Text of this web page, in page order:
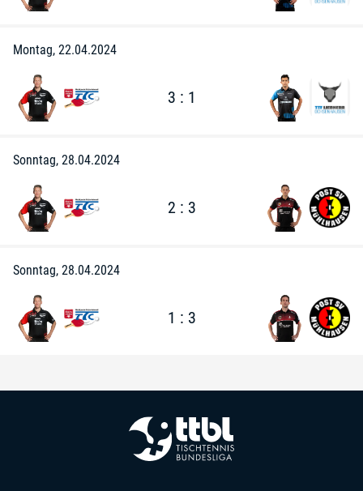
Montag, 22.04.2024
3 : 1
Sonntag, 28.04.2024
2 : 3
Sonntag, 28.04.2024
1 : 3